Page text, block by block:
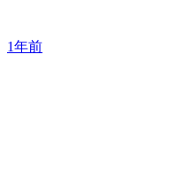
1年前